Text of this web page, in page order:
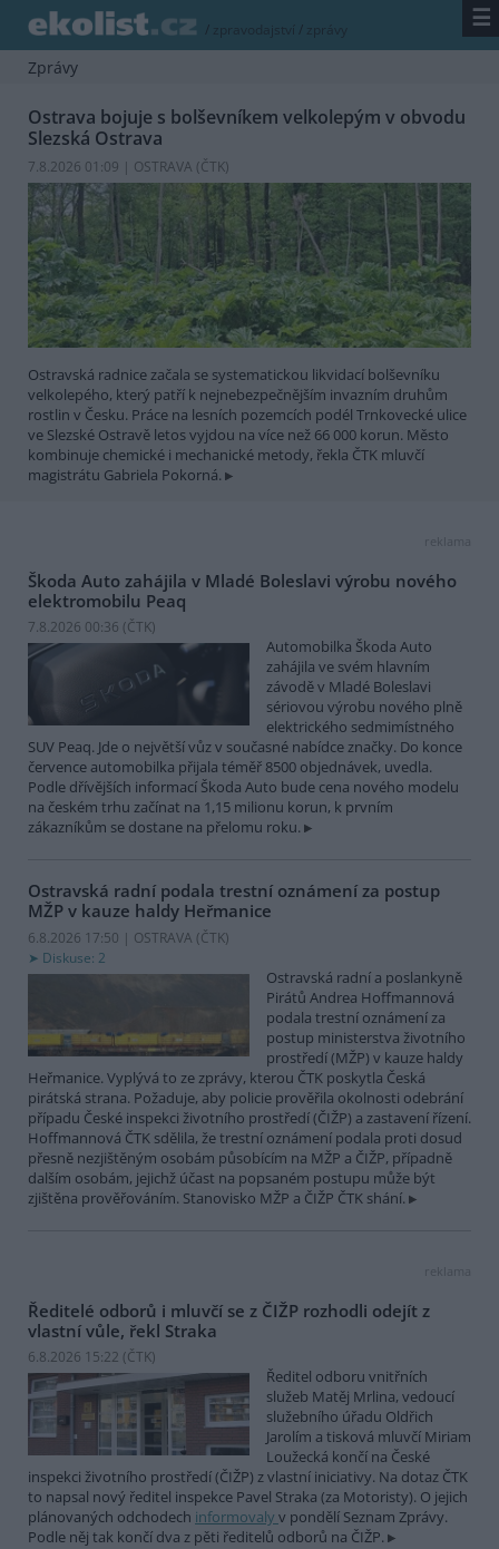
/ zpravodajství / zprávy ☰
Zprávy
Ostrava bojuje s bolševníkem velkolepým v obvodu
Slezská Ostrava
7.8.2026 01:09 | OSTRAVA (ČTK)
Ostravská radnice začala se systematickou likvidací bolševníku
velkolepého, který patří k nejnebezpečnějším invazním druhům
rostlin v Česku. Práce na lesních pozemcích podél Trnkovecké ulice
ve Slezské Ostravě letos vyjdou na více než 66 000 korun. Město
kombinuje chemické i mechanické metody, řekla ČTK mluvčí
magistrátu Gabriela Pokorná.
reklama
Škoda Auto zahájila v Mladé Boleslavi výrobu nového
elektromobilu Peaq
7.8.2026 00:36 (ČTK)
Automobilka Škoda Auto
zahájila ve svém hlavním
závodě v Mladé Boleslavi
sériovou výrobu nového plně
elektrického sedmimístného
SUV Peaq. Jde o největší vůz v současné nabídce značky. Do konce
července automobilka přijala téměř 8500 objednávek, uvedla.
Podle dřívějších informací Škoda Auto bude cena nového modelu
na českém trhu začínat na 1,15 milionu korun, k prvním
zákazníkům se dostane na přelomu roku.
Ostravská radní podala trestní oznámení za postup
MŽP v kauze haldy Heřmanice
6.8.2026 17:50 | OSTRAVA (ČTK)
Diskuse: 2
Ostravská radní a poslankyně
Pirátů Andrea Hoffmannová
podala trestní oznámení za
postup ministerstva životního
prostředí (MŽP) v kauze haldy
Heřmanice. Vyplývá to ze zprávy, kterou ČTK poskytla Česká
pirátská strana. Požaduje, aby policie prověřila okolnosti odebrání
případu České inspekci životního prostředí (ČIŽP) a zastavení řízení.
Hoffmannová ČTK sdělila, že trestní oznámení podala proti dosud
přesně nezjištěným osobám působícím na MŽP a ČIŽP, případně
dalším osobám, jejichž účast na popsaném postupu může být
zjištěna prověřováním. Stanovisko MŽP a ČIŽP ČTK shání.
reklama
Ředitelé odborů i mluvčí se z ČIŽP rozhodli odejít z
vlastní vůle, řekl Straka
6.8.2026 15:22 (ČTK)
Ředitel odboru vnitřních
služeb Matěj Mrlina, vedoucí
služebního úřadu Oldřich
Jarolím a tisková mluvčí Miriam
Loužecká končí na České
inspekci životního prostředí (ČIŽP) z vlastní iniciativy. Na dotaz ČTK
to napsal nový ředitel inspekce Pavel Straka (za Motoristy). O jejich
plánovaných odchodech informovaly v pondělí Seznam Zprávy.
Podle něj tak končí dva z pěti ředitelů odborů na ČIŽP.